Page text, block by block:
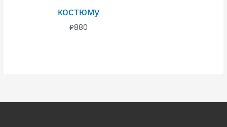
костюму
₽880